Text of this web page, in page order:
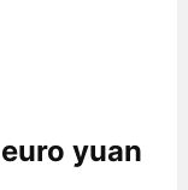
yuan